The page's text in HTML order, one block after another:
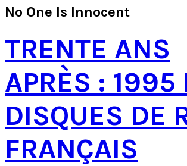
No One Is Innocent
TRENTE ANS
APRÈS : 1995
DISQUES DE
FRANÇAIS